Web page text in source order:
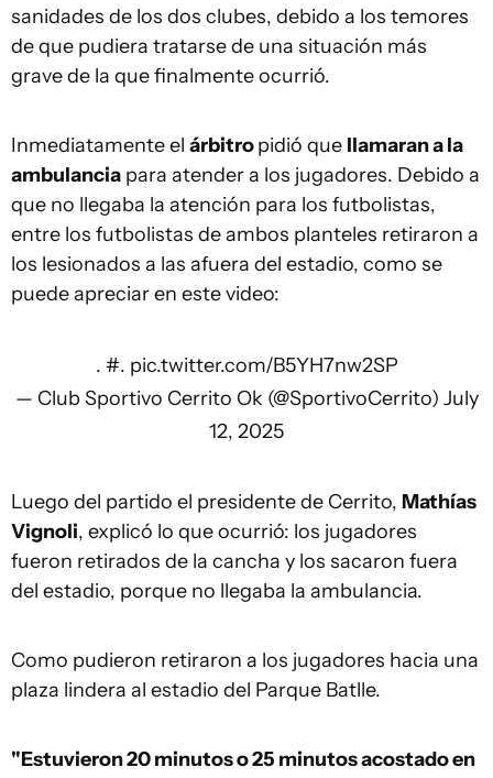
sanidades de los dos clubes, debido a los temores
de que pudiera tratarse de una situación más
grave de la que finalmente ocurrió.
Inmediatamente el árbitropidió que llamaran a la
ambulancia para atender a los jugadores. Debido a
que no llegaba la atención para los futbolistas,
entre los futbolistas de ambos planteles retiraron a
los lesionados a las afuera del estadio, como se
puede apreciar en este video:
. #. pic.twitter.com/B5YH7nw2SP
— Club Sportivo Cerrito Ok (@SportivoCerrito) July
12, 2025
Luego del partido el presidente de Cerrito, Mathías
Vignoli, explicó lo que ocurrió: los jugadores
fueron retirados de la cancha y los sacaron fuera
del estadio, porque no llegaba la ambulancia.
Como pudieron retiraron a los jugadores hacia una
plaza lindera al estadio del Parque Batlle.
"Estuvieron 20 minutos o 25 minutos acostado en